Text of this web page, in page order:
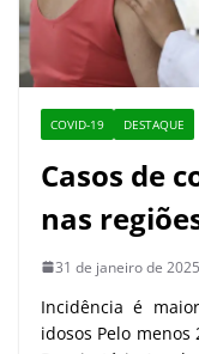
COVID-19 DESTAQUE
Casos de
nas
31 de janeiro de 2025
Incidência é
idosos Pelo